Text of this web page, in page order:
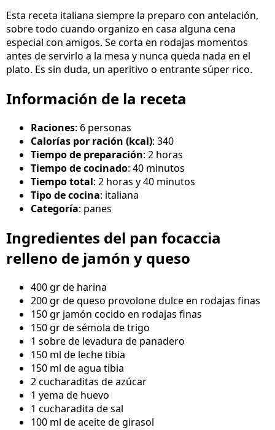
Esta receta italiana siempre la preparo con antelación,
sobre todo cuando organizo en casa alguna cena
especial con amigos. Se corta en rodajas momentos
antes de servirlo a la mesa y nunca queda nada en el
plato. Es sin duda, un aperitivo o entrante súper rico.
Información de la receta
Raciones: 6 personas
Calorías por ración (kcal): 340
Tiempo de preparación: 2 horas
Tiempo de cocinado: 40 minutos
Tiempo total: 2 horas y 40 minutos
Tipo de cocina: italiana
Categoría: panes
Ingredientes del pan focaccia
relleno de jamón y queso
400 gr de harina
200 gr de queso provolone dulce en rodajas finas
150 gr jamón cocido en rodajas finas
150 gr de sémola de trigo
1 sobre de levadura de panadero
150 ml de leche tibia
150 ml de agua tibia
2 cucharaditas de azúcar
1 yema de huevo
1 cucharadita de sal
100 ml de aceite de girasol